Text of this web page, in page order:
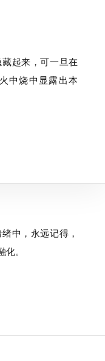
起来，可一旦在
中烧中显露出本
中，永远记得，
。